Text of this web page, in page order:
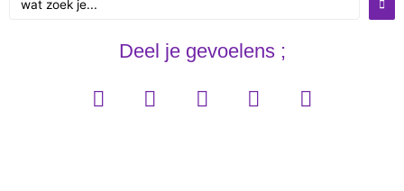
Deel je gevoelens ;